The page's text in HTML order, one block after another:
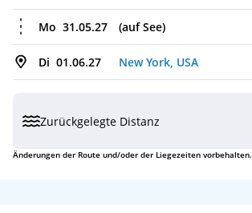
Mo 31.05.27 (auf See)
Di 01.06.27 New York, USA
Zurückgelegte Distanz
Änderungen der Route und/oder der Liegezeiten vorbehalten.